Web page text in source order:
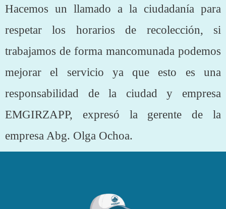
Hacemos un llamado a la ciudadanía para
respetar los horarios de recolección, si
trabajamos de forma mancomunada podemos
mejorar el servicio ya que esto es una
responsabilidad de la ciudad y empresa
EMGIRZAPP, expresó la gerente de la
empresa Abg. Olga Ochoa.